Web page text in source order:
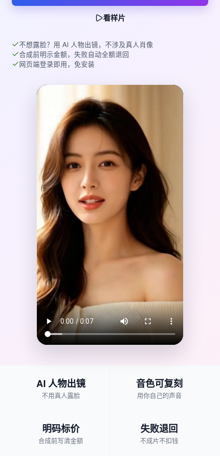
看样片
不想露脸？用 AI 人物出镜，不涉及真人肖像
合成前明示金额，失败自动全额退回
网页端登录即用，免安装
AI 人物出镜
不用真人露脸
音色可复刻
用你自己的声音
明码标价
合成前写清金额
失败退回
不成片不扣钱